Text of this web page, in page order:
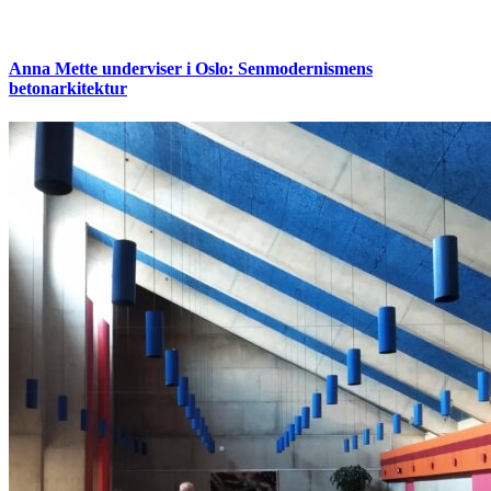
Anna Mette underviser i Oslo: Senmodernismens
betonarkitektur